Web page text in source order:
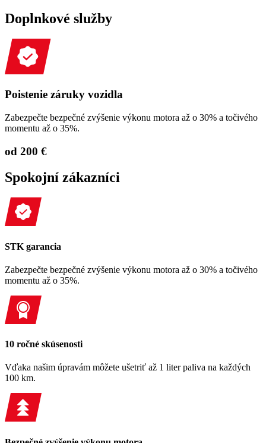
Doplnkové služby
Poistenie záruky vozidla
Zabezpečte bezpečné zvýšenie výkonu motora až o 30% a točivého
momentu až o 35%.
od 200 €
Spokojní zákazníci
STK garancia
Zabezpečte bezpečné zvýšenie výkonu motora až o 30% a točivého
momentu až o 35%.
10 ročné skúsenosti
Vďaka našim úpravám môžete ušetriť až 1 liter paliva na každých
100 km.